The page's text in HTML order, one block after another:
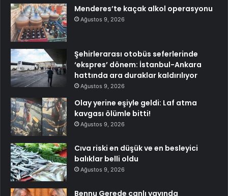
Menderes’te kaçak alkol operasyonu
Ağustos 9, 2026
Şehirlerarası otobüs seferlerinde
‘ekspres’ dönem: İstanbul-Ankara
hattında ara duraklar kaldırılıyor
Ağustos 9, 2026
Olay yerine eşiyle geldi: Laf atma
kavgası ölümle bitti!
Ağustos 9, 2026
Cıva riski en düşük ve en besleyici
balıklar belli oldu
Ağustos 9, 2026
Bennu Gerede canlı yayında